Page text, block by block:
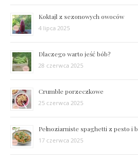
Koktajl z sezonowych owoców
4 lipca 2025
Dlaczego warto jeść bób?
28 czerwca 2025
Crumble porzeczkowe
25 czerwca 2025
Pełnoziarniste spaghetti z pesto i
17 czerwca 2025